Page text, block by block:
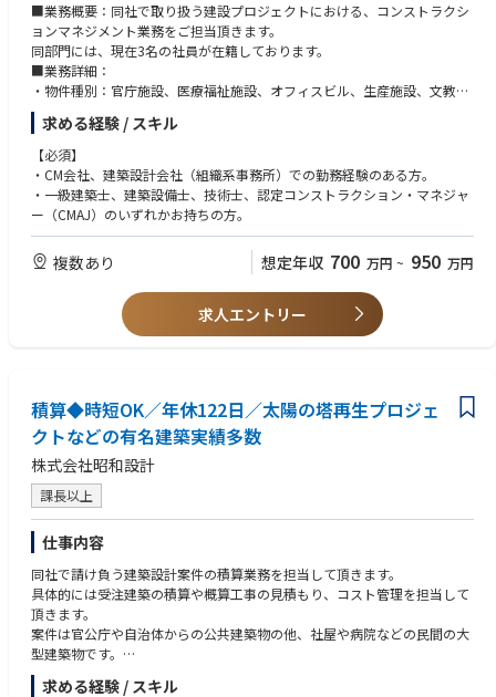
■業務概要：同社で取り扱う建設プロジェクトにおける、コンストラクシ
ョンマネジメント業務をご担当頂きます。
同部門には、現在3名の社員が在籍しております。
■業務詳細：
・物件種別：官庁施設、医療福祉施設、オフィスビル、生産施設、文教施
設など多岐に渡る大型施設。
・社内においては、意匠・設備・構造の設計部門の担当者との打合せを行
い、また対外的には発注主となる官・民のクライアント、その資金元とな
る出資者、工事を行う建設会社（ゼネコン・サブコン）など、多様なステ
ークホルダーとの接点を持つこととなります。
業務の流れとしては、企画・設計段階におけるプロジェクトのコンセプ
契約の取りまとめなどを頂き、川上から川下までクライアントの要望に沿
い、且つ適正価格で無理なく無駄なく建設プロジェクトを取り纏めて頂く
業務となります。
またピュアCM方式、アットリスク方式に関しては案件により異なる手法
この背景としては2013年以降に浮き彫りとなった技術者不足による建設費
の高騰にありますが、その結果、品質面でのリスクも抱える事となってお
ります。
同社においては、建設プロジェクトを円滑に進めるために設計段階・工事
段階それぞれにおいての効率化を推し進める事と、品質・コストの最適化
を実現できる専門家を求めています。
【◇東京アクアティクスセンターなど有名建築物、受賞実績多数】
太陽の塔内部再生プロジェクト、クロスタワー大阪ベイ(日本一の分譲住宅
超高層マンション)、有名テーマパーク、なみはやドーム、東京都江東高齢
者医療センター、宮本武蔵顕彰「武蔵武道館」など
【◇「働きやすい設計事務所No.1（※）」に選定！※建築系専門誌”日経
アーキテクチャーより 】
「働く」「学ぶ」「交わる」をサポートするために、ライフステージや健
入社1年間をかけた新入社員研修、社内勉強会、資格取得支援がございま
求める経験 / スキル
【必須】
・CM会社、建築設計会社（組織系事務所）での勤務経験のある方。
・一級建築士、建築設備士、技術士、認定コンストラクション・マネジャ
ー（CMAJ）のいずれかお持ちの方。
複数あり 想定年収 700 万円 ~ 950 万円
求人エントリー
積算◆時短OK／年休122日／太陽の塔再生プロジェ
クトなどの有名建築実績多数
株式会社昭和設計
課長以上
仕事内容
同社で請け負う建築設計案件の積算業務を担当して頂きます。
具体的には受注建築の積算や概算工事の見積もり、コスト管理を担当して
頂きます。
案件は官公庁や自治体からの公共建築物の他、社屋や病院などの民間の大
型建築物です。
プロジェクトは建設設計士が監理を行います。
求める経験 / スキル